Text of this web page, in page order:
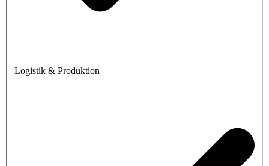
Logistik & Produktion